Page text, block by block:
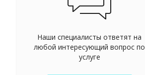
Наши специалисты ответят на
любой интересующий вопрос по
услуге